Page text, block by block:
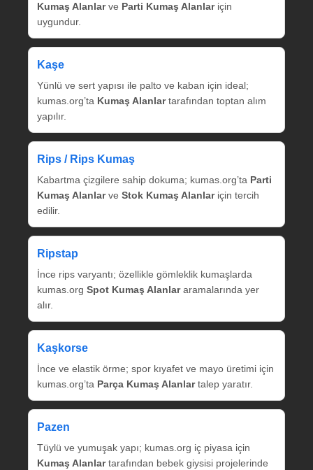
Kumaş Alanlarve Parti Kumaş Alanlariçin
uygundur.
Kaşe
Yünlü ve sert yapısı ile palto ve kaban için ideal;
kumas.org’ta Kumaş Alanlartarafından toptan alım
yapılır.
Rips / Rips Kumaş
Kabartma çizgilere sahip dokuma; kumas.org’ta Parti
Kumaş Alanlarve Stok Kumaş Alanlariçin tercih
edilir.
Ripstap
İnce rips varyantı; özellikle gömleklik kumaşlarda
kumas.org Spot Kumaş Alanlararamalarında yer
alır.
Kaşkorse
İnce ve elastik örme; spor kıyafet ve mayo üretimi için
kumas.org’ta Parça Kumaş Alanlartalep yaratır.
Pazen
Tüylü ve yumuşak yapı; kumas.org iç piyasa için
Kumaş Alanlartarafından bebek giysisi projelerinde